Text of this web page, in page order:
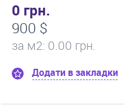
0 грн.
900 $
за м2: 0.00 грн.
Додати в закладки